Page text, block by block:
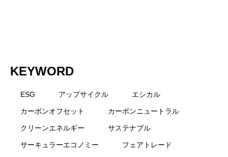
KEYWORD
ESG アップサイクル エシカル
カーボンオフセット カーボンニュートラル
クリーンエネルギー サステナブル
サーキュラーエコノミー フェアトレード